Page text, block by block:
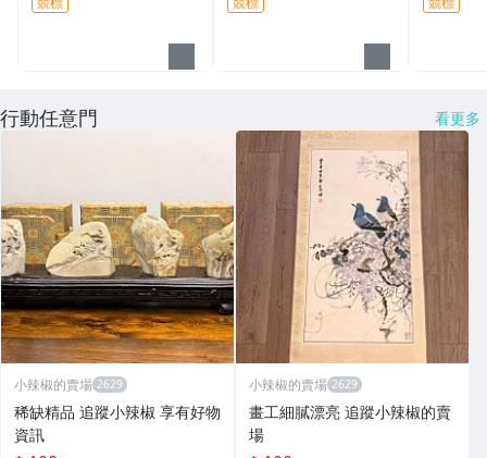
樣(珍稀
行動任意門 看更多
小辣椒的賣場
稀缺精品 追蹤小辣椒 享有好物
資訊
小辣椒的賣場
畫工細膩漂亮 追蹤小辣椒的賣
場